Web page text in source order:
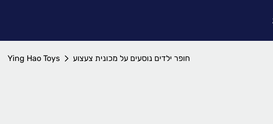
Ying Hao Toys חופר ילדים נוסעים על מכונית צעצוע